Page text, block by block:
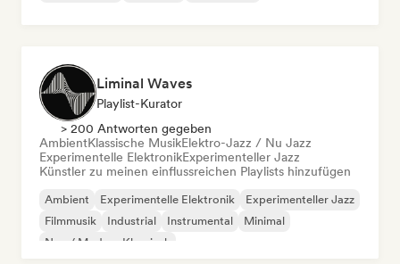
Liminal Waves
Playlist-Kurator
> 200 Antworten gegeben
AmbientKlassische MusikElektro-Jazz / Nu Jazz
Experimentelle ElektronikExperimenteller Jazz
Künstler zu meinen einflussreichen Playlists hinzufügen
Ambient Experimentelle Elektronik
Experimenteller Jazz
Filmmusik
Industrial Instrumental
Minimal
Neo / Modern Klassisch